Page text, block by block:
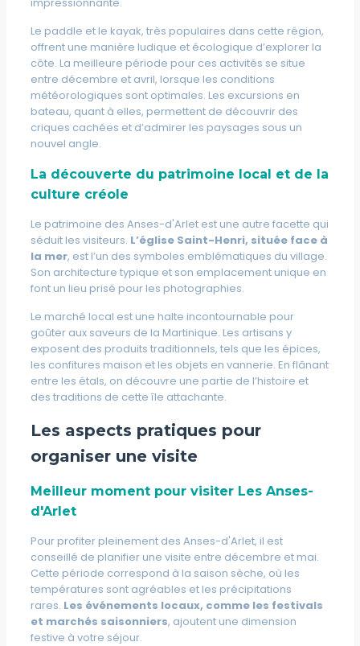
Le paddle et le kayak, très populaires dans cette région,
offrent une manière ludique et écologique d’explorer la
côte. La meilleure période pour ces activités se situe
entre décembre et avril, lorsque les conditions
météorologiques sont optimales. Les excursions en
bateau, quant à elles, permettent de découvrir des
criques cachées et d’admirer les paysages sous un
nouvel angle.
La découverte du patrimoine local et de la
culture créole
Le patrimoine des Anses-d'Arlet est une autre facette qui
séduit les visiteurs. L’église Saint-Henri, située face à
la mer, est l’un des symboles emblématiques du village.
Son architecture typique et son emplacement unique en
font un lieu prisé pour les photographies.
Le marché local est une halte incontournable pour
goûter aux saveurs de la Martinique. Les artisans y
exposent des produits traditionnels, tels que les épices,
les confitures maison et les objets en vannerie. En flânant
entre les étals, on découvre une partie de l’histoire et
des traditions de cette île attachante.
Les aspects pratiques pour
organiser une visite
Meilleur moment pour visiter Les Anses-
d'Arlet
Pour profiter pleinement des Anses-d'Arlet, il est
conseillé de planifier une visite entre décembre et mai.
Cette période correspond à la saison sèche, où les
températures sont agréables et les précipitations
rares. Les événements locaux, comme les festivals
et marchés saisonniers, ajoutent une dimension
festive à votre séjour.